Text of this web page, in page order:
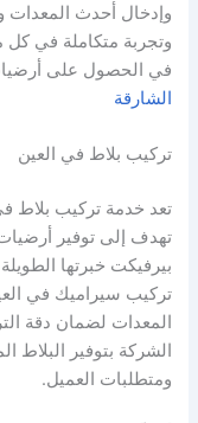
وإدخال أحدث المعدات
وتجربة متكاملة في كل
في الحصول على
الشارقة
تركيب بلاط في العين
تعد خدمة تركيب بلاط
تهدف إلى توفير
بيرفيكت خبرتها
تركيب سيراميك في
المعدات لضمان دقة
الشركة بتوفير
ومتطلبات العميل.